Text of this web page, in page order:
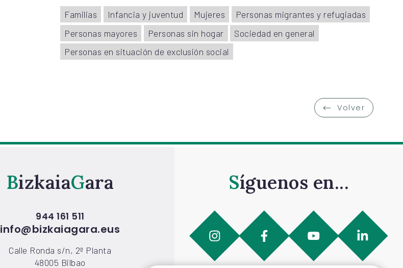
Familias Infancia y juventud Mujeres
Personas migrantes y refugiadas
Personas mayores
Personas sin hogar
Sociedad en general
Personas en situación de exclusión social
Volver
Bizkaia Gara
944 161 511
info@bizkaiagara.eus
Calle Ronda s/n, 2ª Planta
48005 Bilbao
Síguenos en...